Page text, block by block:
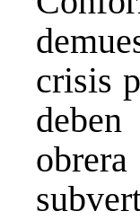
crisis